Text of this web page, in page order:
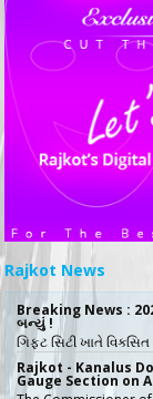
Rajkot News
Breaking News :
બન્યું !
ગિફ્ટ સિટી ખાતે
Rajkot - Kanalus
Gauge Section on